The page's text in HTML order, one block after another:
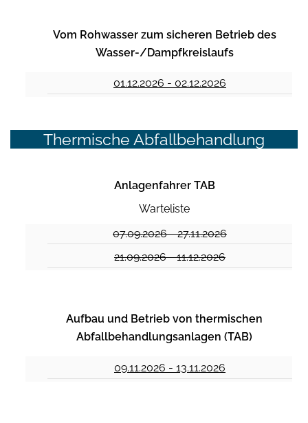
Vom Rohwasser zum sicheren Betrieb des
Wasser-/Dampfkreislaufs
01.12.2026 - 02.12.2026
Thermische Abfallbehandlung
Anlagenfahrer TAB
Warteliste
07.09.2026 - 27.11.2026
21.09.2026 - 11.12.2026
Aufbau und Betrieb von thermischen
Abfallbehandlungsanlagen (TAB)
09.11.2026 - 13.11.2026